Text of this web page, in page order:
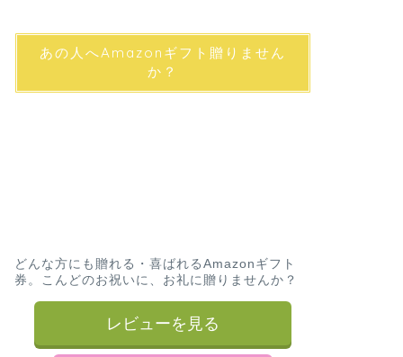
あの人へAmazonギフト贈りません
か？
どんな方にも贈れる・喜ばれるAmazonギフト
券。こんどのお祝いに、お礼に贈りませんか？
レビューを見る